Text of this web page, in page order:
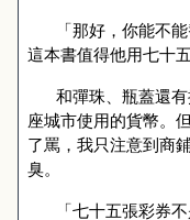
「那好，你能不
這本書值得他用七十
和彈珠、瓶蓋還
座城市使用的貨幣。
了罵，我只注意到商
臭。
「七十五張彩券